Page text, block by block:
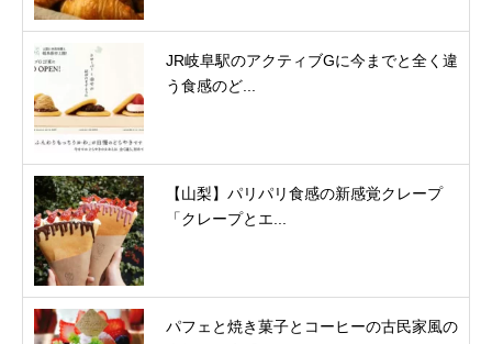
JR岐阜駅のアクティブGに今までと全く違
う食感のど...
【山梨】パリパリ食感の新感覚クレープ
「クレープとエ...
パフェと焼き菓子とコーヒーの古民家風の